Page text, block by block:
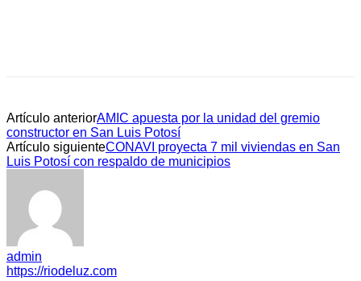
Artículo anteriorAMIC apuesta por la unidad del gremio
constructor en San Luis Potosí
Artículo siguienteCONAVI proyecta 7 mil viviendas en San
Luis Potosí con respaldo de municipios
admin
https://riodeluz.com